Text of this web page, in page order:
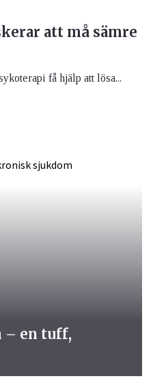
att må sämre
få hjälp att lösa...
– en tuff,